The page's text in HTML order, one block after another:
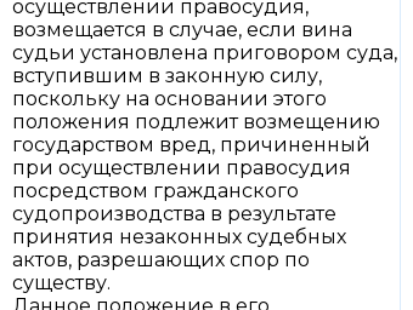
осуществлении правосудия,
возмещается в случае, если вина
судьи установлена приговором суда,
вступившим в законную силу,
поскольку на основании этого
положения подлежит возмещению
государством вред, причиненный
при осуществлении правосудия
посредством гражданского
судопроизводства в результате
принятия незаконных судебных
актов, разрешающих спор по
существу.